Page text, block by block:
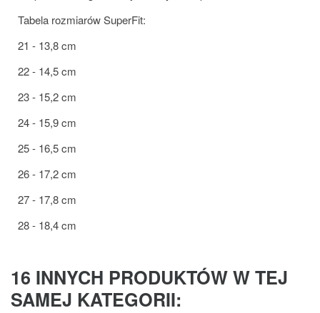
Tabela rozmiarów SuperFit:
21 - 13,8 cm
22 - 14,5 cm
23 - 15,2 cm
24 - 15,9 cm
25 - 16,5 cm
26 - 17,2 cm
27 - 17,8 cm
28 - 18,4 cm
16 INNYCH PRODUKTÓW W TEJ
SAMEJ KATEGORII: